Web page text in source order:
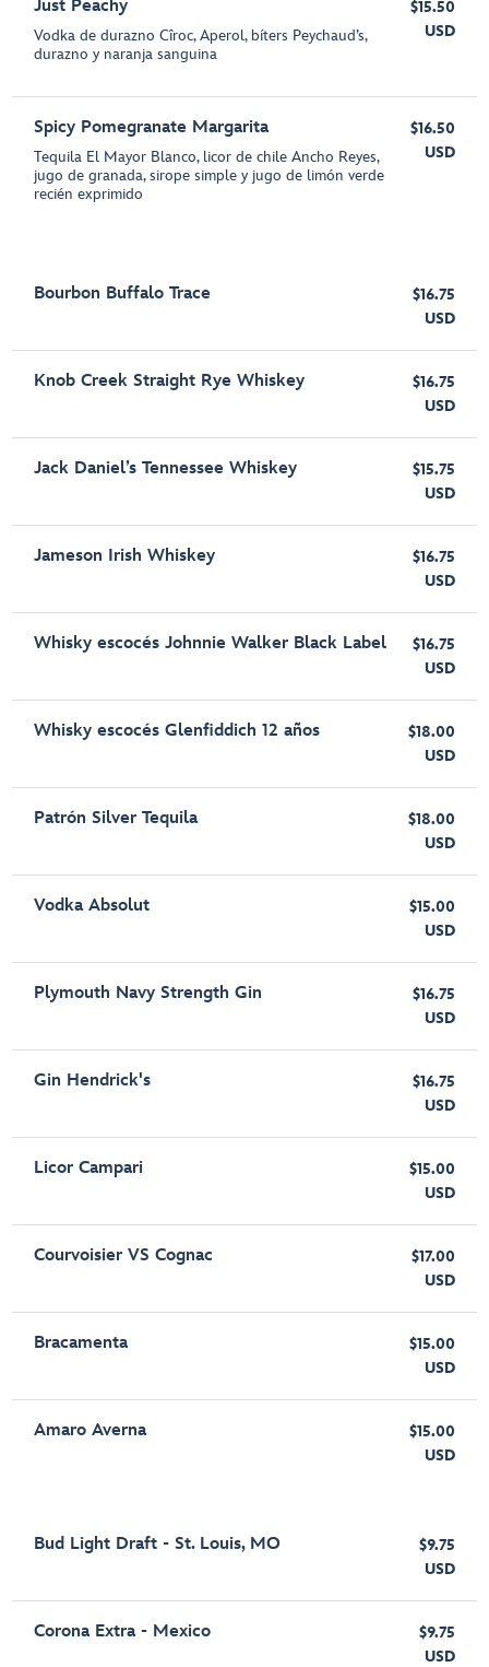
Just Peachy
Vodka de durazno Cîroc, Aperol, bíters Peychaud’s,
durazno y naranja sanguina
$15.50
USD
Spicy Pomegranate Margarita
Tequila El Mayor Blanco, licor de chile Ancho Reyes,
jugo de granada, sirope simple y jugo de limón verde
recién exprimido
$16.50
USD
Bourbon Buffalo Trace
$16.75
USD
Knob Creek Straight Rye Whiskey
$16.75
USD
Jack Daniel’s Tennessee Whiskey
$15.75
USD
Jameson Irish Whiskey
$16.75
USD
Whisky escocés Johnnie Walker Black Label
$16.75
USD
Whisky escocés Glenfiddich 12 años
$18.00
USD
Patrón Silver Tequila
$18.00
USD
Vodka Absolut
$15.00
USD
Plymouth Navy Strength Gin
$16.75
USD
Gin Hendrick's
$16.75
USD
Licor Campari
$15.00
USD
Courvoisier VS Cognac
$17.00
USD
Bracamenta
$15.00
USD
Amaro Averna
$15.00
USD
Bud Light Draft - St. Louis, MO
$9.75
USD
Corona Extra - Mexico
$9.75
USD